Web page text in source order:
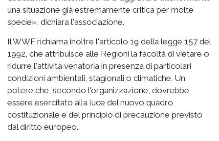
una situazione già estremamente critica per molte
specie», dichiara l'associazione.
Il WWF richiama inoltre l'articolo 19 della legge 157 del
1992, che attribuisce alle Regioni la facoltà di vietare o
ridurre l'attività venatoria in presenza di particolari
condizioni ambientali, stagionali o climatiche. Un
potere che, secondo l'organizzazione, dovrebbe
essere esercitato alla luce del nuovo quadro
costituzionale e del principio di precauzione previsto
dal diritto europeo.